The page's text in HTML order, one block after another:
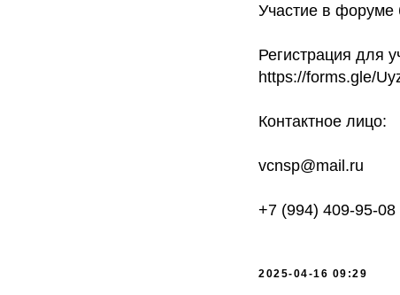
Участие в форуме
Регистрация для
https://forms.gle/
Контактное лицо:
vcnsp@mail.ru
+7 (994) 409-95-
2025-04-16 09:29